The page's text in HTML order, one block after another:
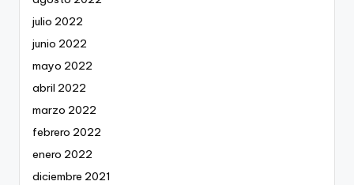
julio 2022
junio 2022
mayo 2022
abril 2022
marzo 2022
febrero 2022
enero 2022
diciembre 2021